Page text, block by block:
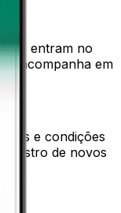
entram no
acompanha em
e condições
de novos